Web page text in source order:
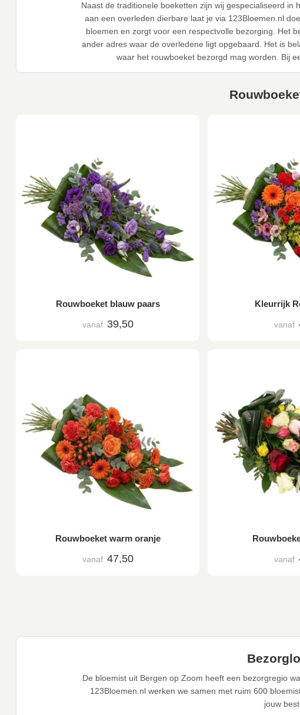
Naast de traditionele boeketten zijn wij gespecialiseerd
aan een overleden dierbare laat je via 123Bloemen.nl
bloemen en zorgt voor een respectvolle bezorging. Het
ander adres waar de overledene ligt opgebaard. Het is
waar het rouwboeket bezorgd mag worden. Bij
Rouwboeket blauw paars
vanaf 39,50
Kleurrijk
vanaf
Rouwboeket warm oranje
vanaf 47,50 vanaf
De bloemist uit Bergen op Zoom heeft een bezorgregio
123Bloemen.nl werken we samen met ruim 600
jouw